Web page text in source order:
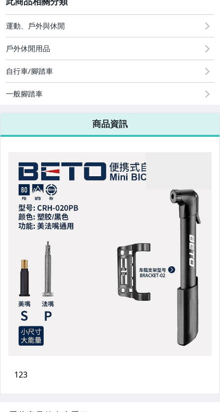
圖書/影音/文具
古董、藝術與礦石
手機、配件與通訊
美容保養與彩妝
電腦、平板與周邊
嬰幼兒與孕婦
汽機車精品百貨
居家、家具與園藝
男性精品與服飾
女裝與服飾配件
偶像、球員卡與郵幣
手錶與飾品配件
女包精品與女鞋
運動、戶外與休閒
戶外休閒用品
自行車/腳踏車
一般腳踏車
商品資訊